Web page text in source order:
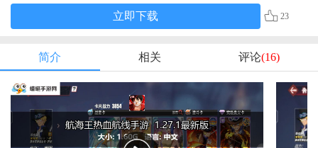
立即下载 23
简介 相关 评论(16)